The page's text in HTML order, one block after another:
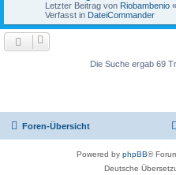
Letzter Beitrag von Riobambenio «
Verfasst in DateiCommander
Die Suche ergab 69
Foren-Übersicht
Powered by phpBB®
Deutsche